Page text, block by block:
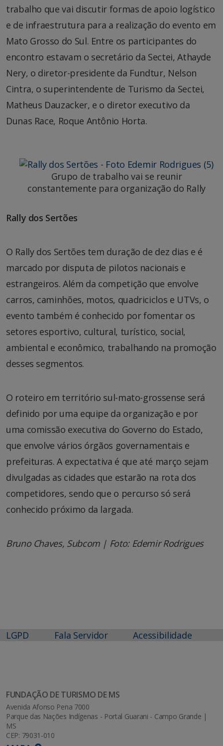
trabalho que vai discutir formas de apoio logístico
e de infraestrutura para a realização do evento em
Mato Grosso do Sul. Entre os participantes do
encontro estavam o secretário da Sectei, Athayde
Nery, o diretor-presidente da Fundtur, Nelson
Cintra, o superintendente de Turismo da Sectei,
Matheus Dauzacker, e o diretor executivo da
Dunas Race, Roque Antônio Horta.
Grupo de trabalho vai se reunir
constantemente para organização do Rally
Rally dos Sertões
O Rally dos Sertões tem duração de dez dias e é
marcado por disputa de pilotos nacionais e
estrangeiros. Além da competição que envolve
carros, caminhões, motos, quadriciclos e UTVs, o
evento também é conhecido por fomentar os
setores esportivo, cultural, turístico, social,
ambiental e econômico, trabalhando na promoção
desses segmentos.
O roteiro em território sul-mato-grossense será
definido por uma equipe da organização e por
uma comissão executiva do Governo do Estado,
que envolve vários órgãos governamentais e
prefeituras. A expectativa é que até março sejam
divulgadas as cidades que estarão na rota dos
competidores, sendo que o percurso só será
conhecido próximo da largada.
Bruno Chaves, Subcom | Foto: Edemir Rodrigues
LGPD Fala Servidor Acessibilidade
FUNDAÇÃO DE TURISMO DE MS
Avenida Afonso Pena 7000
Parque das Nações Indígenas - Portal Guarani - Campo Grande |
MS
CEP: 79031-010